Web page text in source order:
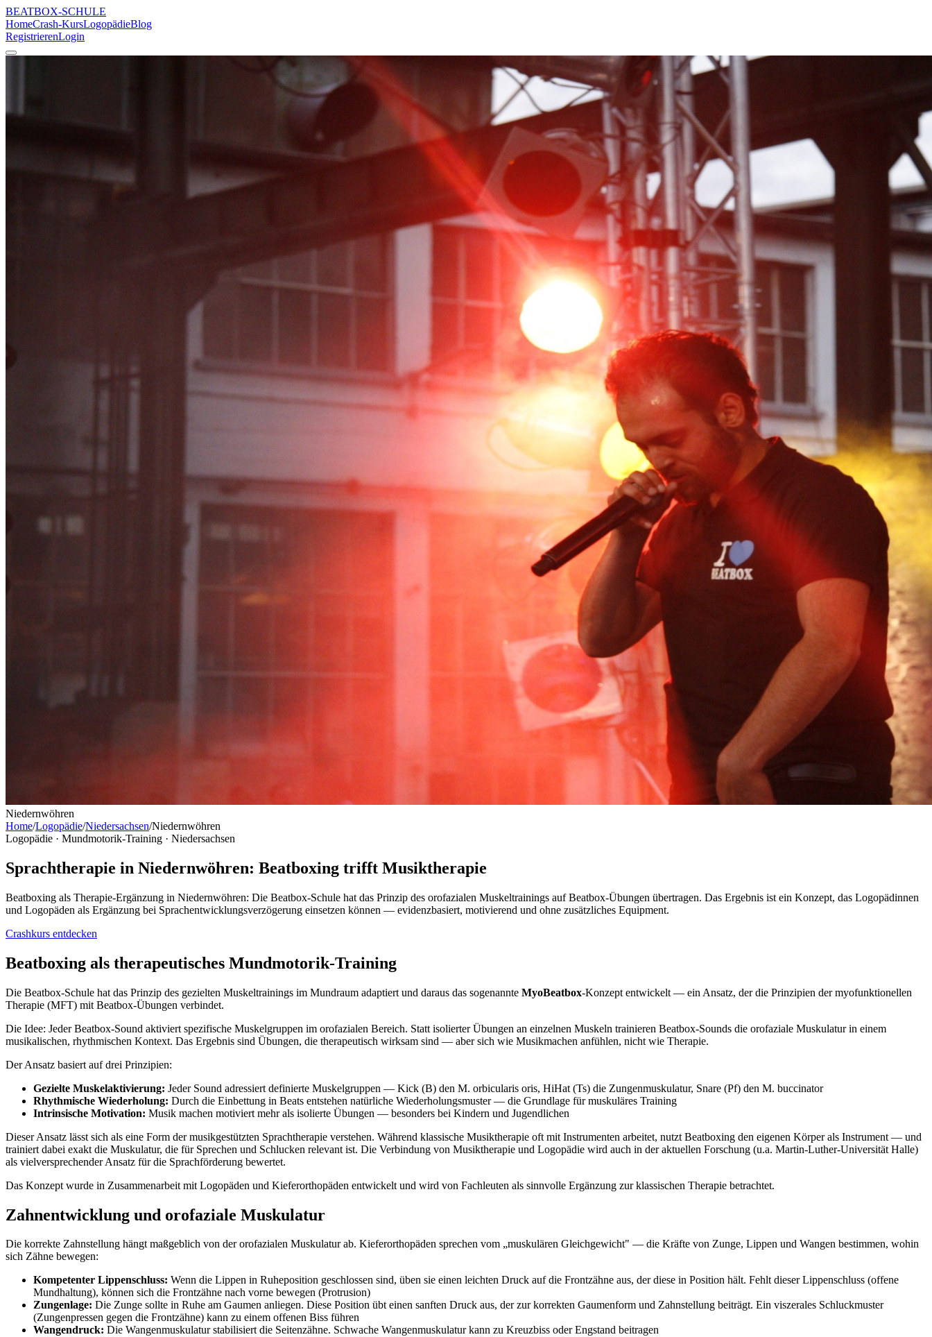
BEATBOX-SCHULE
HomeCrash-KursLogopädieBlog
RegistrierenLogin
Niedernwöhren
Home/Logopädie/Niedersachsen/Niedernwöhren
Logopädie · Mundmotorik-Training · Niedersachsen
Sprachtherapie in Niedernwöhren: Beatboxing trifft Musiktherapie
Beatboxing als Therapie-Ergänzung in Niedernwöhren: Die Beatbox-Schule hat das Prinzip des orofazialen Muskeltrainings auf Beatbox-Übungen übertragen. Das Ergebnis ist ein Konzept, das Logopädinnen
und Logopäden als Ergänzung bei Sprachentwicklungsverzögerung einsetzen können — evidenzbasiert, motivierend und ohne zusätzliches Equipment.
Crashkurs entdecken
Beatboxing als therapeutisches Mundmotorik-Training
Die Beatbox-Schule hat das Prinzip des gezielten Muskeltrainings im Mundraum adaptiert und daraus das sogenannte MyoBeatbox-Konzept entwickelt — ein Ansatz, der die Prinzipien der myofunktionellen
Therapie (MFT) mit Beatbox-Übungen verbindet.
Die Idee: Jeder Beatbox-Sound aktiviert spezifische Muskelgruppen im orofazialen Bereich. Statt isolierter Übungen an einzelnen Muskeln trainieren Beatbox-Sounds die orofaziale Muskulatur in einem
musikalischen, rhythmischen Kontext. Das Ergebnis sind Übungen, die therapeutisch wirksam sind — aber sich wie Musikmachen anfühlen, nicht wie Therapie.
Der Ansatz basiert auf drei Prinzipien:
Gezielte Muskelaktivierung: Jeder Sound adressiert definierte Muskelgruppen — Kick (B) den M. orbicularis oris, HiHat (Ts) die Zungenmuskulatur, Snare (Pf) den M. buccinator
Rhythmische Wiederholung: Durch die Einbettung in Beats entstehen natürliche Wiederholungsmuster — die Grundlage für muskuläres Training
Intrinsische Motivation: Musik machen motiviert mehr als isolierte Übungen — besonders bei Kindern und Jugendlichen
Dieser Ansatz lässt sich als eine Form der musikgestützten Sprachtherapie verstehen. Während klassische Musiktherapie oft mit Instrumenten arbeitet, nutzt Beatboxing den eigenen Körper als Instrument — und
trainiert dabei exakt die Muskulatur, die für Sprechen und Schlucken relevant ist. Die Verbindung von Musiktherapie und Logopädie wird auch in der aktuellen Forschung (u.a. Martin-Luther-Universität Halle)
als vielversprechender Ansatz für die Sprachförderung bewertet.
Das Konzept wurde in Zusammenarbeit mit Logopäden und Kieferorthopäden entwickelt und wird von Fachleuten als sinnvolle Ergänzung zur klassischen Therapie betrachtet.
Zahnentwicklung und orofaziale Muskulatur
Die korrekte Zahnstellung hängt maßgeblich von der orofazialen Muskulatur ab. Kieferorthopäden sprechen vom „muskulären Gleichgewicht" — die Kräfte von Zunge, Lippen und Wangen bestimmen, wohin
sich Zähne bewegen:
Kompetenter Lippenschluss: Wenn die Lippen in Ruheposition geschlossen sind, üben sie einen leichten Druck auf die Frontzähne aus, der diese in Position hält. Fehlt dieser Lippenschluss (offene
Mundhaltung), können sich die Frontzähne nach vorne bewegen (Protrusion)
Zungenlage: Die Zunge sollte in Ruhe am Gaumen anliegen. Diese Position übt einen sanften Druck aus, der zur korrekten Gaumenform und Zahnstellung beiträgt. Ein viszerales Schluckmuster
(Zungenpressen gegen die Frontzähne) kann zu einem offenen Biss führen
Wangendruck: Die Wangenmuskulatur stabilisiert die Seitenzähne. Schwache Wangenmuskulatur kann zu Kreuzbiss oder Engstand beitragen